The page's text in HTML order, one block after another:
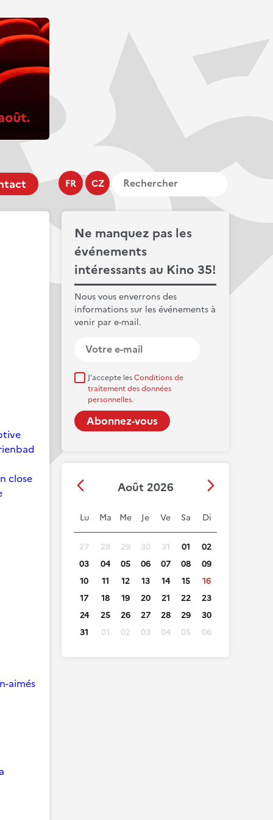
FR CZ
Ne manquez pas les
événements
intéressants au Kino 35!
Nous vous enverrons des
informations sur les événements à
venir par e-mail.
J'accepte lesConditions de
traitement des données
personnelles.
Août 2026
Lu Ma Me Je Ve Sa Di
27 28 29 30 31 01
02
03
04 05 06 07 08
09
10
11 12 13 14 15
16
17
18 19 20 21 22
23
24
25 26 27 28 29
30
31
01 02 03 04 05 06
close
aimés